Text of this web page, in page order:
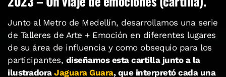
Junto al Metro de Medellín, desarrollamos una serie
de Talleres de Arte + Emoción en diferentes lugares
de su área de influencia y como obsequio para los
participantes, diseñamos esta cartilla junto a la
ilustradora Jaguara Guara, que interpretó cada una